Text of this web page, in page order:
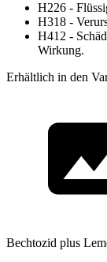
H226 -
H318 -
H412 -
Wirkung.
Erhältlich in den
Bechtozid plus